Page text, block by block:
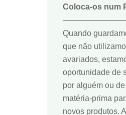
Coloca-os num
Quando
que não
avariados,
oportunidade de
por alguém ou
matéria-prima
novos produtos.